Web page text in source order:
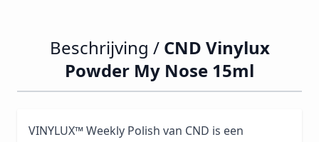
Beschrijving / CND Vinylux
Powder My Nose 15ml
VINYLUX™ Weekly Polish van CND is een